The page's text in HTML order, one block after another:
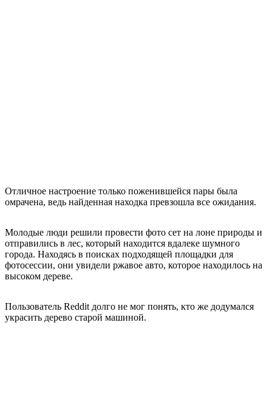
Отличное настроение только поженившейся пары была
омрачена, ведь найденная находка превзошла все ожидания.
Молодые люди решили провести фото сет на лоне природы и
отправились в лес, который находится вдалеке шумного
города. Находясь в поисках подходящей площадки для
фотосессии, они увидели ржавое авто, которое находилось на
высоком дереве.
Пользователь Reddit долго не мог понять, кто же додумался
украсить дерево старой машиной.